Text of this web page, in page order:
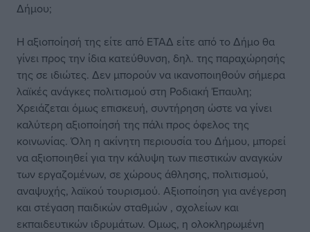
Δήμου;
Η αξιοποίησή της είτε από ΕΤΑΔ είτε από το Δήμο θα
γίνει προς την ίδια κατεύθυνση, δηλ. της παραχώρησής
της σε ιδιώτες. Δεν μπορούν να ικανοποιηθούν σήμερα
λαϊκές ανάγκες πολιτισμού στη Ροδιακή Έπαυλη;
Χρειάζεται όμως επισκευή, συντήρηση ώστε να γίνει
καλύτερη αξιοποίησή της πάλι προς όφελος της
κοινωνίας. Όλη η ακίνητη περιουσία του Δήμου, μπορεί
να αξιοποιηθεί για την κάλυψη των πιεστικών αναγκών
των εργαζομένων, σε χώρους άθλησης, πολιτισμού,
αναψυχής, λαϊκού τουρισμού. Αξιοποίηση για ανέγερση
και στέγαση παιδικών σταθμών , σχολείων και
εκπαιδευτικών ιδρυμάτων. Ομως, η ολοκληρωμένη